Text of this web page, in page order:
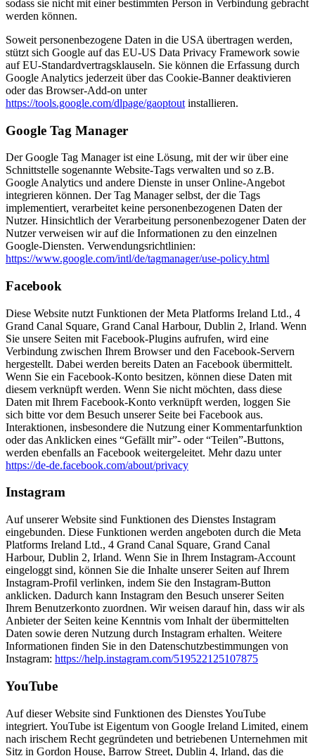
sodass sie nicht mit einer bestimmten Person in Verbindung gebracht
werden können.
Soweit personenbezogene Daten in die USA übertragen werden,
stützt sich Google auf das EU-US Data Privacy Framework sowie
auf EU-Standardvertragsklauseln. Sie können die Erfassung durch
Google Analytics jederzeit über das Cookie-Banner deaktivieren
oder das Browser-Add-on unter
https://tools.google.com/dlpage/gaoptout installieren.
Google Tag Manager
Der Google Tag Manager ist eine Lösung, mit der wir über eine
Schnittstelle sogenannte Website-Tags verwalten und so z.B.
Google Analytics und andere Dienste in unser Online-Angebot
integrieren können. Der Tag Manager selbst, der die Tags
implementiert, verarbeitet keine personenbezogenen Daten der
Nutzer. Hinsichtlich der Verarbeitung personenbezogener Daten der
Nutzer verweisen wir auf die Informationen zu den einzelnen
Google-Diensten. Verwendungsrichtlinien:
https://www.google.com/intl/de/tagmanager/use-policy.html
Facebook
Diese Website nutzt Funktionen der Meta Platforms Ireland Ltd., 4
Grand Canal Square, Grand Canal Harbour, Dublin 2, Irland. Wenn
Sie unsere Seiten mit Facebook-Plugins aufrufen, wird eine
Verbindung zwischen Ihrem Browser und den Facebook-Servern
hergestellt. Dabei werden bereits Daten an Facebook übermittelt.
Wenn Sie ein Facebook-Konto besitzen, können diese Daten mit
diesem verknüpft werden. Wenn Sie nicht möchten, dass diese
Daten mit Ihrem Facebook-Konto verknüpft werden, loggen Sie
sich bitte vor dem Besuch unserer Seite bei Facebook aus.
Interaktionen, insbesondere die Nutzung einer Kommentarfunktion
oder das Anklicken eines “Gefällt mir”- oder “Teilen”-Buttons,
werden ebenfalls an Facebook weitergeleitet. Mehr dazu unter
https://de-de.facebook.com/about/privacy
Instagram
Auf unserer Website sind Funktionen des Dienstes Instagram
eingebunden. Diese Funktionen werden angeboten durch die Meta
Platforms Ireland Ltd., 4 Grand Canal Square, Grand Canal
Harbour, Dublin 2, Irland. Wenn Sie in Ihrem Instagram-Account
eingeloggt sind, können Sie die Inhalte unserer Seiten auf Ihrem
Instagram-Profil verlinken, indem Sie den Instagram-Button
anklicken. Dadurch kann Instagram den Besuch unserer Seiten
Ihrem Benutzerkonto zuordnen. Wir weisen darauf hin, dass wir als
Anbieter der Seiten keine Kenntnis vom Inhalt der übermittelten
Daten sowie deren Nutzung durch Instagram erhalten. Weitere
Informationen finden Sie in den Datenschutzbestimmungen von
Instagram: https://help.instagram.com/519522125107875
YouTube
Auf dieser Website sind Funktionen des Dienstes YouTube
integriert. YouTube ist Eigentum von Google Ireland Limited, einem
nach irischem Recht gegründeten und betriebenen Unternehmen mit
Sitz in Gordon House, Barrow Street, Dublin 4, Irland, das die